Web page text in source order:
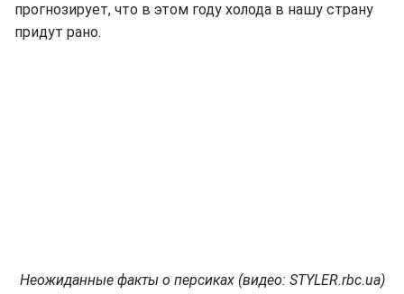
прогнозирует, что в этом году холода в нашу страну
придут рано.
Неожиданные факты о персиках (видео: STYLER.rbc.ua)